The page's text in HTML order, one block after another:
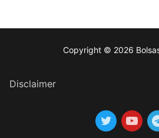
Copyright © 2026
Disclaimer